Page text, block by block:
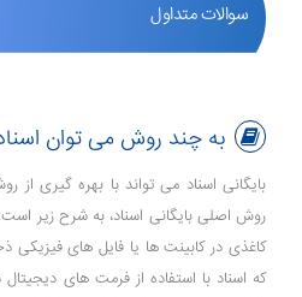
سوالات متداول
به چند روش می توان اسناد
بایگانی اسناد می ‌تواند با بهره‌ گیری
روش اصلی بایگانی اسناد، به شرح زیر
کاغذی در کابینت ‌ها یا فایل ‌های
که اسناد با استفاده از فرمت ‌های